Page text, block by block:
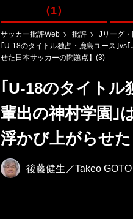
（1）
サッカー批評Web 批評
Jリーグ・
｢U-18のタイトル独占・鹿島ユース｣vs
せた日本サッカーの問題点】(3)
｢U-18のタイトル
輩出の神村学園｣
浮かび上がらせ
後藤健生／Takeo GOTO